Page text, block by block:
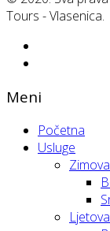
Tours - Vlasenica.
Meni
Početna
Usluge